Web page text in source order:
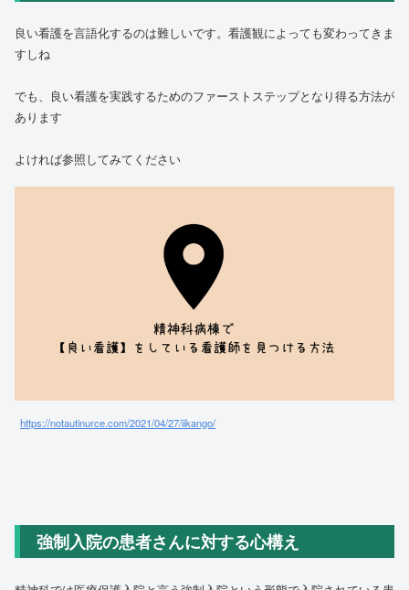
良い看護を言語化するのは難しいです。看護観によっても変わってきま
すしね
でも、良い看護を実践するためのファーストステップとなり得る方法が
あります
よければ参照してみてください
https://notautinurce.com/2021/04/27/iikango/
強制入院の患者さんに対する心構え